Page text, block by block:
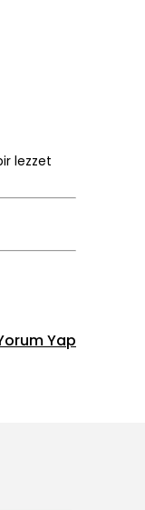
lezzet
Yap